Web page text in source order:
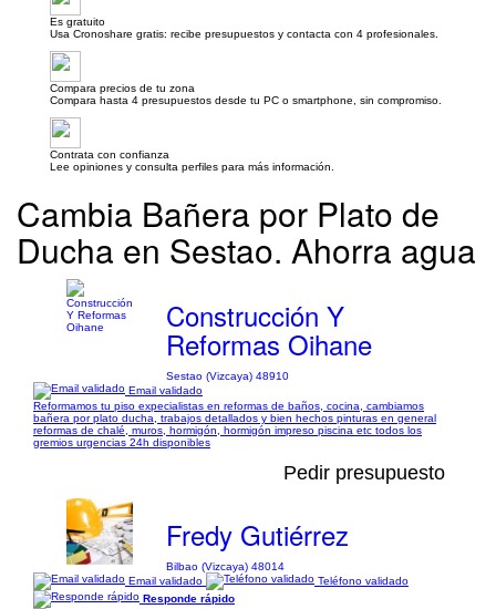
Es gratuito
Usa Cronoshare gratis: recibe presupuestos y contacta con 4 profesionales.
Compara precios de tu zona
Compara hasta 4 presupuestos desde tu PC o smartphone, sin compromiso.
Contrata con confianza
Lee opiniones y consulta perfiles para más información.
Cambia Bañera por Plato de
Ducha en Sestao. Ahorra agua
Construcción Y
Reformas Oihane
Sestao (Vizcaya) 48910
Email validado
Reformamos tu piso expecialistas en reformas de baños, cocina, cambiamos
bañera por plato ducha, trabajos detallados y bien hechos pinturas en general
reformas de chalé, muros, hormigón, hormigón impreso piscina etc todos los
gremios urgencias 24h disponibles
Pedir presupuesto
Fredy Gutiérrez
Bilbao (Vizcaya) 48014
Email validado
Teléfono validado
Responde rápido